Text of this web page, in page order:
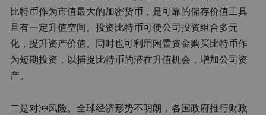
比特币作为市值最大的加密货币，是可靠的储存价值工具
且有一定升值空间。投资比特币可使公司投资组合多元
化，提升资产价值。同时也可利用闲置资金购买比特币作
为短期投资，以捕捉比特币的潜在升值机会，增加公司资
产。
二是对冲风险。全球经济形势不明朗，各国政府推行财政